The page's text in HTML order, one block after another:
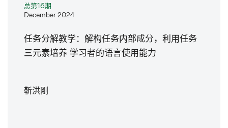
总第16期
December 2024
任务分解教学：解构任务内部成分，利用任务
三元素培养 学习者的语言使用能力
靳洪刚